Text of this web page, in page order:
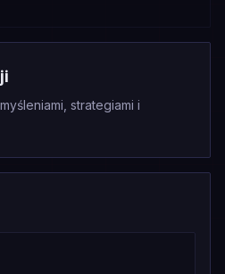
strategiami i